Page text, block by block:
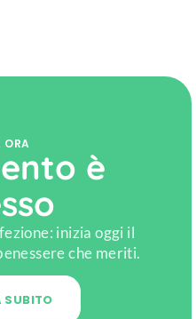
è
inizia oggi il
che meriti.
SUBITO